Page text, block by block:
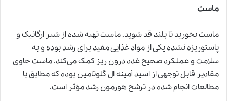
ماست
ماست بخورید تا بلند قد شوید. ماست تهیه شده از شیر ارگانیک و
پاستوریزه نشده یکی از مواد غذایی مفید برای رشد بوده و به
سلامت و عملکرد صحیح غدد درون ریز کمک می‌کند. ماست حاوی
مقادیر قابل توجهی از اسید آمینه ال گلوتامین بوده که مطابق با
مطالعات انجام شده در ترشح هورمون رشد مؤثر است.